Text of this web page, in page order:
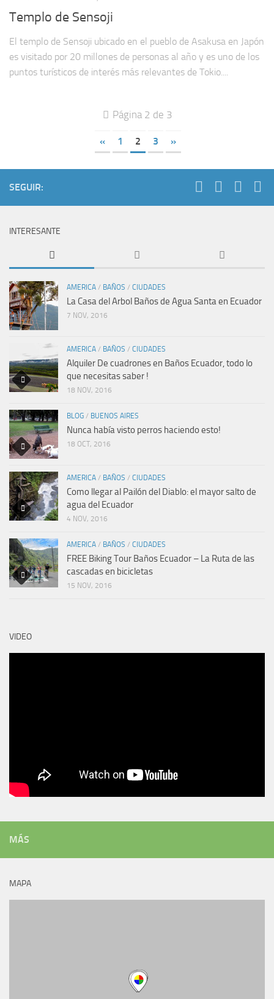
Templo de Sensoji
El templo de Sensoji ubicado en el pueblo de Asakusa en Japón
es visitado por 20 millones de personas al año y es uno de los
puntos turísticos de interés más relevantes de Tokio....
Página 2 de 3
« 1 2 3 »
SEGUIR:
INTERESANTE
AMERICA / BAÑOS / CIUDADES
La Casa del Arbol Baños de Agua Santa en Ecuador
7 NOV, 2016
AMERICA / BAÑOS / CIUDADES
Alquiler De cuadrones en Baños Ecuador, todo lo
que necesitas saber !
18 NOV, 2016
BLOG / BUENOS AIRES
Nunca había visto perros haciendo esto!
18 OCT, 2016
AMERICA / BAÑOS / CIUDADES
Como llegar al Pailón del Diablo: el mayor salto de
agua del Ecuador
4 NOV, 2016
AMERICA / BAÑOS / CIUDADES
FREE Biking Tour Baños Ecuador – La Ruta de las
cascadas en bicicletas
15 NOV, 2016
VIDEO
MÁS
MAPA